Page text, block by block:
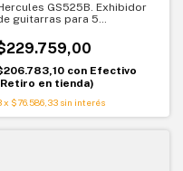
GS525B. Exhibidor
guitarras para 5
con Efectivo
en tienda)
x $76.586,33 sin interés